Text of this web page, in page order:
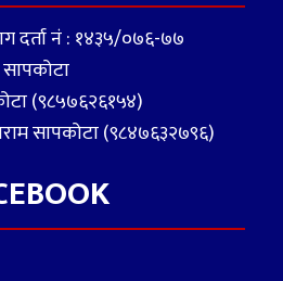
दर्ता नं : १४३५/०७६-७७
(९८५७६२६१५४)
सापकोटा (९८४७६३२७९६)